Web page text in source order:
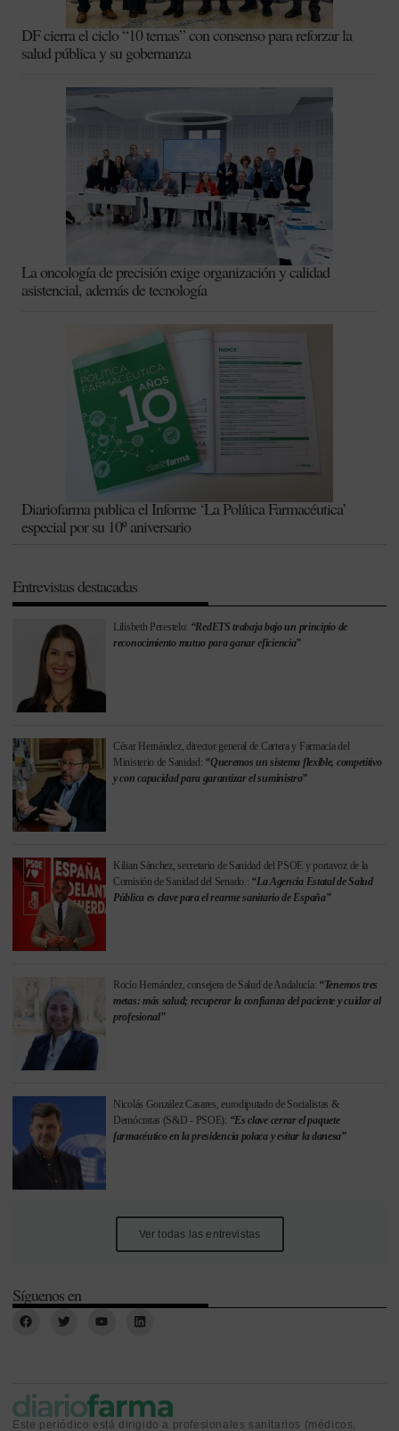
DF cierra el ciclo “10 temas” con consenso para reforzar la
salud pública y su gobernanza
La oncología de precisión exige organización y calidad
asistencial, además de tecnología
Diariofarma publica el Informe ‘La Política Farmacéutica’
especial por su 10º aniversario
Entrevistas destacadas
Lilisbeth Perestelo: “RedETS trabaja bajo un principio de
reconocimiento mutuo para ganar eficiencia”
César Hernández, director general de Cartera y Farmacia del
Ministerio de Sanidad: “Queremos un sistema flexible, competitivo
y con capacidad para garantizar el suministro”
Kilian Sánchez, secretario de Sanidad del PSOE y portavoz de la
Comisión de Sanidad del Senado.: “La Agencia Estatal de Salud
Pública es clave para el rearme sanitario de España”
Rocío Hernández, consejera de Salud de Andalucía: “Tenemos tres
metas: más salud; recuperar la confianza del paciente y cuidar al
profesional”
Nicolás González Casares, eurodiputado de Socialistas &
Demócratas (S&D - PSOE): “Es clave cerrar el paquete
farmacéutico en la presidencia polaca y evitar la danesa”
Ver todas las entrevistas
Síguenos en
Este periódico está dirigido a profesionales sanitarios (médicos,